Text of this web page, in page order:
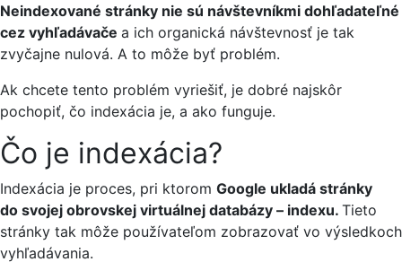
Neindexované stránky nie sú návštevníkmi dohľadateľné
cez vyhľadávače a ich organická návštevnosť je tak
zvyčajne nulová. A to môže byť problém.
Ak chcete tento problém vyriešiť, je dobré najskôr
pochopiť, čo indexácia je, a ako funguje.
Čo je indexácia?
Indexácia je proces, pri ktorom Google ukladá stránky
do svojej obrovskej virtuálnej databázy – indexu. Tieto
stránky tak môže používateľom zobrazovať vo výsledkoch
vyhľadávania.